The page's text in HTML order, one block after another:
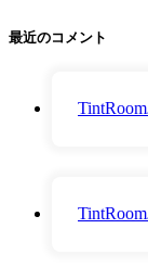
最近のコメント